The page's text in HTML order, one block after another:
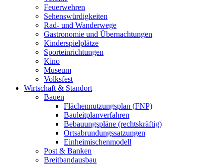
Feuerwehren
Sehenswürdigkeiten
Rad- und Wanderwege
Gastronomie und Übernachtungen
Kinderspielplätze
Sporteinrichtungen
Kino
Museum
Volksfest
Wirtschaft & Standort
Bauen
Flächennutzungsplan (FNP)
Bauleitplanverfahren
Bebauungspläne (rechtskräftig)
Ortsabrundungssatzungen
Einheimischenmodell
Post & Banken
Breitbandausbau